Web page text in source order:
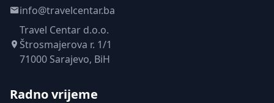
info@travelcentar.ba
Travel Centar d.o.o.
Štrosmajerova r. 1/1
71000 Sarajevo, BiH
Radno vrijeme